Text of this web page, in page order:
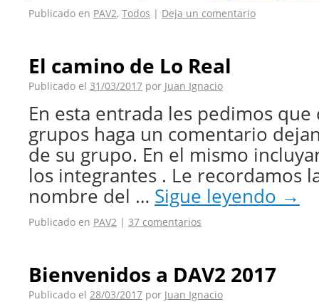
Publicado en PAV2, Todos | Deja un comentario
El camino de Lo Real
Publicado el 31/03/2017 por Juan Ignacio
En esta entrada les pedimos que
grupos haga un comentario
de su grupo. En el mismo
los integrantes . Le recordamos
nombre del … Sigue leyendo →
Publicado en PAV2 | 37 comentarios
Bienvenidos a DAV2 2017
Publicado el 28/03/2017 por Juan Ignacio